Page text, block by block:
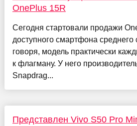
OnePlus 15R
Сегодня стартовали продажи
доступного смартфона среднего
говоря, модель практически
к флагману. У него
Snapdrag...
Представлен Vivo S50 Pro